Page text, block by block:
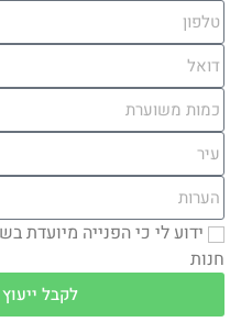
ידוע לי כי הפנייה
חנות
לקבל